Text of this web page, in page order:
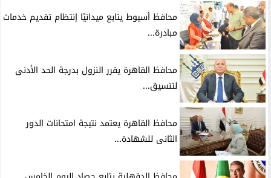
محافظ أسيوط يتابع ميدانيًا إنتظام تقديم خدمات
مبادرة...
محافظ القاهرة يقرر النزول بدرجة الحد الأدنى
لتنسيق...
محافظ القاهرة يعتمد نتيجة امتحانات الدور
الثانى للشهادة...